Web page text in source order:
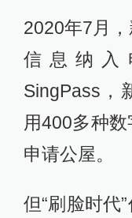
2020年7月
信息纳入
SingPass，
用400多种
申请公屋。
但“刷脸时代